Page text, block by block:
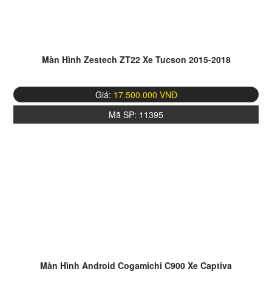
Màn Hình Zestech ZT22 Xe Tucson 2015-2018
Giá: 17.500.000 VNĐ
Mã SP: 11395
Màn Hình Android Cogamichi C900 Xe Captiva